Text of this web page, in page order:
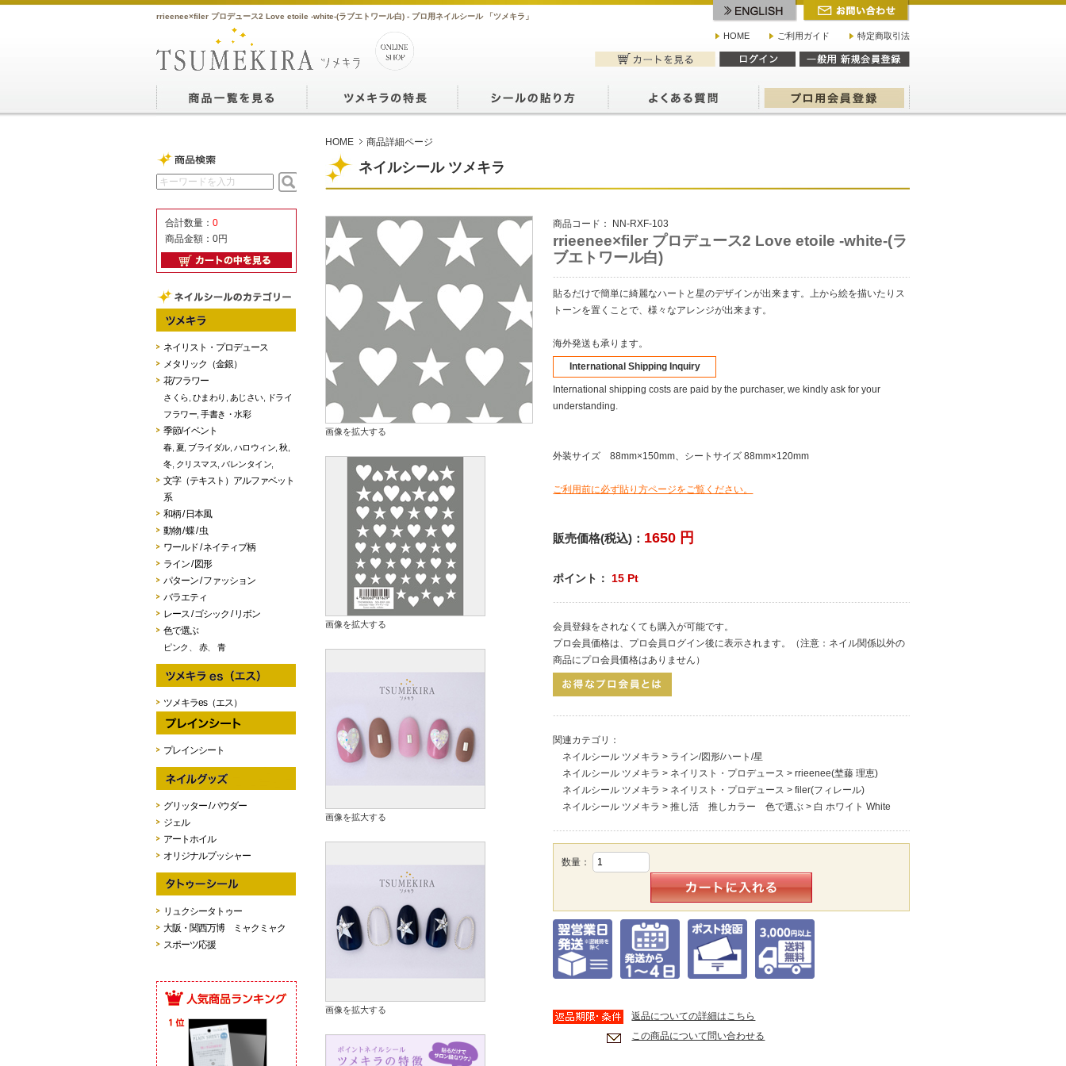
rrieenee×filer プロデュース2 Love etoile -white-(ラブエトワール白) - プロ用ネイルシール 「ツメキラ」
HOME ご利用ガイド 特定商取引法
HOME 商品詳細ページ
合計数量： 0
商品金額： 0円
ネイリスト・プロデュース
メタリック（金銀）
花/フラワー
さくら ひまわり あじさい,
ドライ
フラワー 手書き・水彩
季節/イベント
春, 夏 ブライダル, ハロウィン 秋
冬, クリスマス バレンタイン
文字（テキスト）アルファベット
系
和柄 / 日本風
動物 / 蝶 / 虫
ワールド / ネイティブ柄
ライン / 図形
パターン / ファッション
バラエティ
レース / ゴシック / リボン
色で選ぶ
ピンク 赤、 青
ツメキラes（エス）
プレインシート
グリッター / パウダー
ジェル
アートホイル
オリジナルプッシャー
リュクシータトゥー
大阪・関西万博 ミャクミャク
スポーツ応援
ネイルシール ツメキラ
画像を拡大する
画像を拡大する
画像を拡大する
画像を拡大する
商品コード： NN-RXF-103
rrieenee×filer プロデュース2 Love etoile -white-(ラ
ブエトワール白)
貼るだけで簡単に綺麗なハートと星のデザインが出来ます。上から絵を描いたりス
トーンを置くことで、様々なアレンジが出来ます。
海外発送も承ります。
International Shipping Inquiry
International shipping costs are paid by the purchaser, we kindly ask for your
understanding.
外装サイズ 88mm×150mm、シートサイズ 88mm×120mm
ご利用前に必ず貼り方ページをご覧ください。
販売価格(税込)： 1650 円
ポイント： 15 Pt
会員登録をされなくても購入が可能です。
プロ会員価格は、プロ会員ログイン後に表示されます。（注意：ネイル関係以外の
商品にプロ会員価格はありません）
関連カテゴリ：
ネイルシール ツメキラ > ライン/図形/ハート/星
ネイルシール ツメキラ > ネイリスト・プロデュース >rrieenee(埜藤 理恵)
ネイルシール ツメキラ > ネイリスト・プロデュース >filer(フィレール)
ネイルシール ツメキラ >推し活 推しカラー 色で選ぶ > 白 ホワイト White
数量：
返品についての詳細はこちら
この商品について問い合わせる